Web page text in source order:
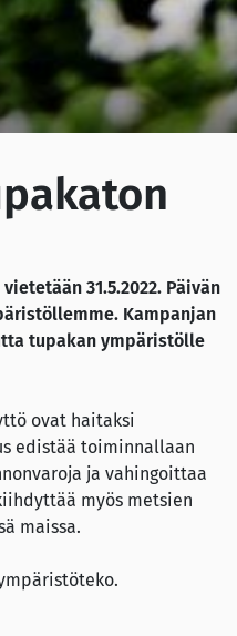
31.5.2022. Päivän
Kampanjan
tupakan ympäristölle
ovat haitaksi
edistää toiminnallaan
ja vahingoittaa
myös metsien
maissa.